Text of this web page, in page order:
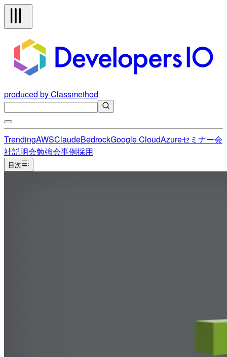
produced by Classmethod
TrendingAWSClaudeBedrockGoogle CloudAzureセミナー会
社説明会勉強会事例採用
目次